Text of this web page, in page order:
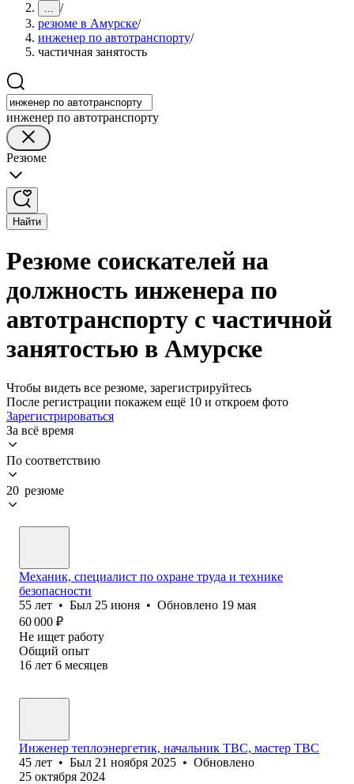
... /
резюме в Амурске/
инженер по автотранспорту/
частичная занятость
инженер по автотранспорту
Резюме
Найти
Резюме соискателей на
должность инженера по
автотранспорту с частичной
занятостью в Амурске
Чтобы видеть все резюме, зарегистрируйтесь
После регистрации покажем ещё 10 и откроем фото
Зарегистрироваться
За всё время
По соответствию
20 резюме
Механик, специалист по охране труда и технике
безопасности
55 лет • Был 25 июня • Обновлено 19 мая
60 000 ₽
Не ищет работу
Общий опыт
16 лет 6 месяцев
Инженер теплоэнергетик, начальник ТВС, мастер ТВС
45 лет • Был 21 ноября 2025 • Обновлено
25 октября 2024